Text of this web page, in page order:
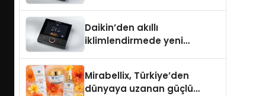
Daikin’den akıllı
iklimlendirmede yeni
Mirabellix, Türkiye’den
dünyaya uzanan güçlü